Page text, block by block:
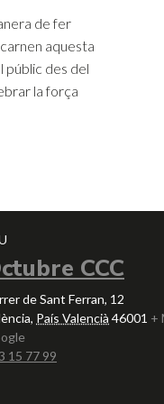
de fer
aquesta
des del
la força
CCC
de Sant Ferran, 12
, País Valencià 46001 +
15 77 99